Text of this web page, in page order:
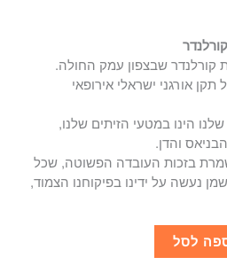
קורלנדר שבצפון עמק החולה.
אורגני ישראלי אירופאי
הינו במטעי הזיתים שלנו,
והדן.
בזכות העובדה הפשוטה, שכל
נעשה על ידינו בפיקוחנו הצמוד,
לסל